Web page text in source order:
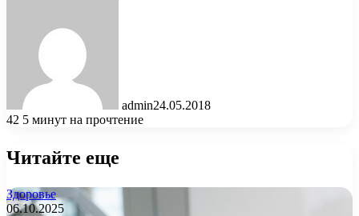
admin24.05.2018
42 5 минут на прочтение
Читайте еще
Здоровье
06.10.2025